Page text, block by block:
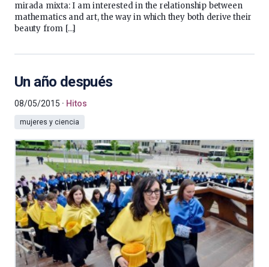
mirada mixta: I am interested in the relationship between
mathematics and art, the way in which they both derive their
beauty from […]
Un año después
08/05/2015 Hitos
mujeres y ciencia